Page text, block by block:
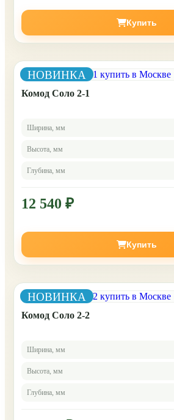
Купить
НОВИНКА
Комод Соло 2-1
Ширина, мм
Высота, мм
Глубина, мм
12 540 ₽
Купить
НОВИНКА
Комод Соло 2-2
Ширина, мм
Высота, мм
Глубина, мм